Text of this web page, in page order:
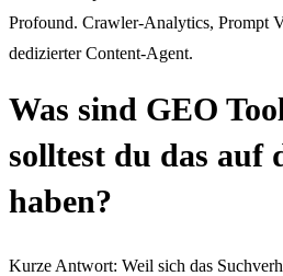
Profound. Crawler-Analytics, Prompt
dedizierter Content-Agent.
Was sind GEO
solltest du das auf
haben?
Kurze Antwort: Weil sich das